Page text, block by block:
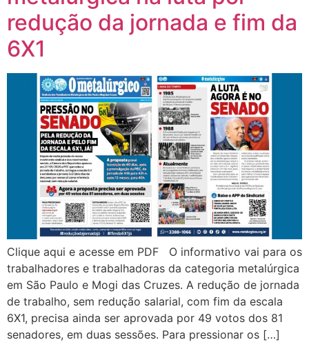
redução da jornada e fim da
6X1
Clique aqui e acesse em PDF O informativo vai para os
trabalhadores e trabalhadoras da categoria metalúrgica
em São Paulo e Mogi das Cruzes. A redução de jornada
de trabalho, sem redução salarial, com fim da escala
6X1, precisa ainda ser aprovada por 49 votos dos 81
senadores, em duas sessões. Para pressionar os […]